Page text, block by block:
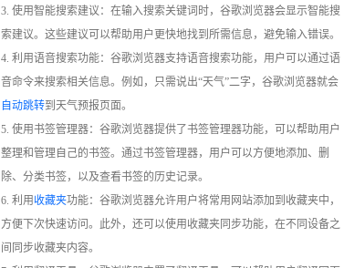
3. 使用智能搜索建议：在输入搜索关键词时，谷歌浏览器会显示智能搜
索建议。这些建议可以帮助用户更快地找到所需信息，避免输入错误。
4. 利用语音搜索功能：谷歌浏览器支持语音搜索功能，用户可以通过语
音命令来搜索相关信息。例如，只需说出“天气”二字，谷歌浏览器就会
自动跳转到天气预报页面。
5. 使用书签管理器：谷歌浏览器提供了书签管理器功能，可以帮助用户
整理和管理自己的书签。通过书签管理器，用户可以方便地添加、删
除、分类书签，以及查看书签的历史记录。
6. 利用 收藏夹功能：谷歌浏览器允许用户将常用网站添加到收藏夹中，
方便下次快速访问。此外，还可以使用收藏夹同步功能，在不同设备之
间同步收藏夹内容。